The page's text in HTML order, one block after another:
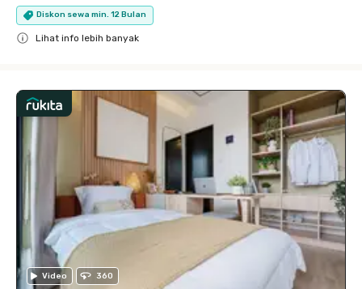
Diskon sewa min. 12 Bulan
Lihat info lebih banyak
Video 360